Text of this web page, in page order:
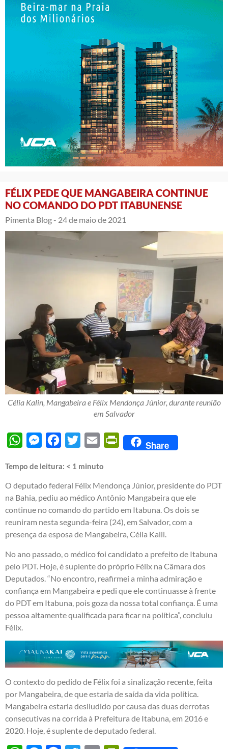
FÉLIX PEDE QUE MANGABEIRA CONTINUE
NO COMANDO DO PDT ITABUNENSE
Pimenta Blog - 24 de maio de 2021
Célia Kalin, Mangabeira e Félix Mendonça Júnior, durante reunião
em Salvador
WhatsAppMessengerFacebook
Twitter Email PrintFriendly
Share
Tempo de leitura: < 1 minuto
O deputado federal Félix Mendonça Júnior, presidente do PDT
na Bahia, pediu ao médico Antônio Mangabeira que ele
continue no comando do partido em Itabuna. Os dois se
reuniram nesta segunda-feira (24), em Salvador, com a
presença da esposa de Mangabeira, Célia Kalil.
No ano passado, o médico foi candidato a prefeito de Itabuna
pelo PDT. Hoje, é suplente do próprio Félix na Câmara dos
Deputados. “No encontro, reafirmei a minha admiração e
confiança em Mangabeira e pedi que ele continuasse à frente
do PDT em Itabuna, pois goza da nossa total confiança. É uma
pessoa altamente qualificada para ficar na política”, concluiu
Félix.
O contexto do pedido de Félix foi a sinalização recente, feita
por Mangabeira, de que estaria de saída da vida política.
Mangabeira estaria desiludido por causa das duas derrotas
consecutivas na corrida à Prefeitura de Itabuna, em 2016 e
2020. Hoje, é suplente de deputado federal.